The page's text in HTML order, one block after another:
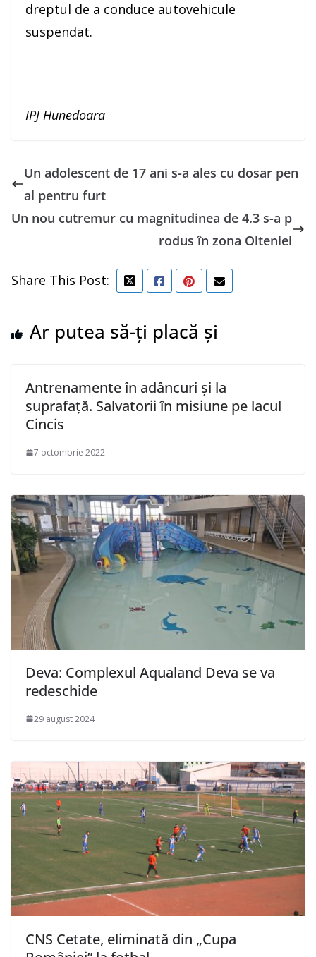
dreptul de a conduce autovehicule
suspendat.
IPJ Hunedoara
Un adolescent de 17 ani s-a ales cu dosar pen
al pentru furt
Un nou cutremur cu magnitudinea de 4.3 s-a p
rodus în zona Olteniei
Share This Post:
Ar putea să-ți placă și
Antrenamente în adâncuri și la
suprafață. Salvatorii în misiune pe lacul
Cincis
7 octombrie 2022
Deva: Complexul Aqualand Deva se va
redeschide
29 august 2024
CNS Cetate, eliminată din „Cupa